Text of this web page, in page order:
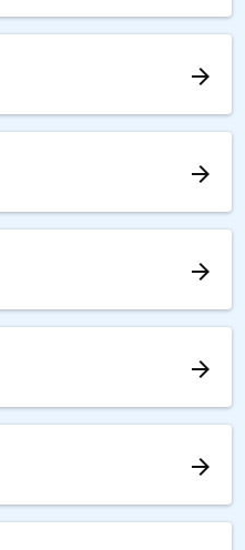
arrow_forward
arrow_forward
arrow_forward
arrow_forward
arrow_forward